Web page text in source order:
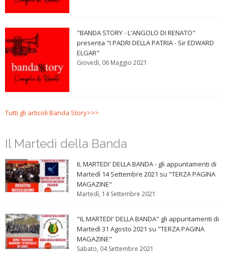
"BANDA STORY - L'ANGOLO DI RENATO"
presenta "I PADRI DELLA PATRIA - Sir EDWARD
ELGAR"
Giovedì, 06 Maggio 2021
Tutti gli articoli Banda Story>>>
Il Martedì della Banda
IL MARTEDI' DELLA BANDA - gli appuntamenti di
Martedì 14 Settembre 2021 su "TERZA PAGINA
MAGAZINE"
Martedì, 14 Settembre 2021
"IL MARTEDI' DELLA BANDA" gli appuntamenti di
Martedì 31 Agosto 2021 su "TERZA PAGINA
MAGAZINE"
Sabato, 04 Settembre 2021